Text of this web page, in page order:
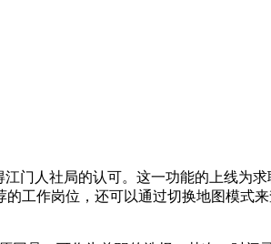
门人社局的认可。这一功能的上线为求
工作岗位，还可以通过切换地图模式